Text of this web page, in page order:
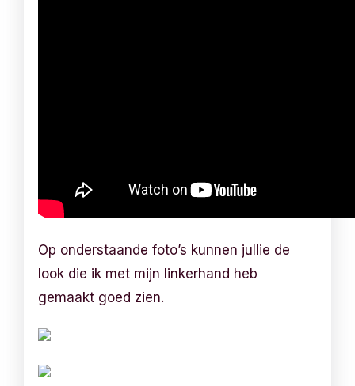
Op onderstaande foto’s kunnen jullie de
look die ik met mijn linkerhand heb
gemaakt goed zien.